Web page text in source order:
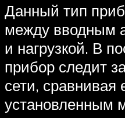
Данный тип
между вводным
и нагрузкой. В
прибор следит
сети, сравнивая
установленным